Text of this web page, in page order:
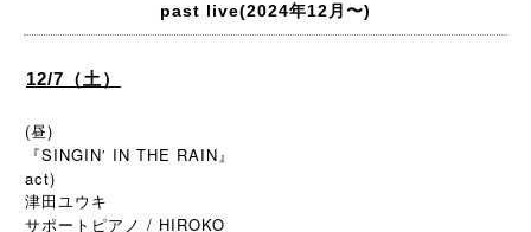
past live(2024年12月〜)
12/7（土）
(昼)
『SINGIN′ IN THE RAIN』
act)
津田ユウキ
サポートピアノ / HIROKO